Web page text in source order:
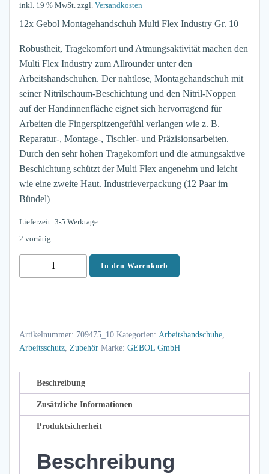
inkl. 19 % MwSt. zzgl. Versandkosten
12x Gebol Montagehandschuh Multi Flex Industry Gr. 10
Robustheit, Tragekomfort und Atmungsaktivität machen den
Multi Flex Industry zum Allrounder unter den
Arbeitshandschuhen. Der nahtlose, Montagehandschuh mit
seiner Nitrilschaum-Beschichtung und den Nitril-Noppen
auf der Handinnenfläche eignet sich hervorragend für
Arbeiten die Fingerspitzengefühl verlangen wie z. B.
Reparatur-, Montage-, Tischler- und Präzisionsarbeiten.
Durch den sehr hohen Tragekomfort und die atmungsaktive
Beschichtung schützt der Multi Flex angenehm und leicht
wie eine zweite Haut. Industrieverpackung (12 Paar im
Bündel)
Lieferzeit: 3-5 Werktage
2 vorrätig
Gebol
Industry
Gr.
Menge
In den Warenkorb
Artikelnummer: 709475_10 Kategorien: Arbeitshandschuhe
Arbeitsschutz Zubehör Marke: GEBOL GmbH
Beschreibung
Zusätzliche Informationen
Produktsicherheit
Beschreibung